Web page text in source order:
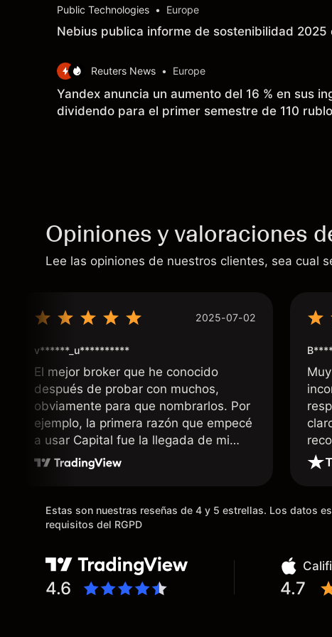
Public Technologies • Europe
Nebius publica informe de sostenibilidad 2025
Reuters News • Europe
Yandex anuncia un aumento del 16 % en sus
dividendo para el primer semestre de 110
Opiniones y valoraciones
Lee las opiniones de nuestros clientes, sea cual
2025-07-02
v******_u**********
El mejor broker que he conocido
después de probar con muchos,
obviamente para que nombrarlos. Por
ejemplo, la primera razón que empecé
a usar Capital fue la llegada de mi
dinero de inmediato a mi cuenta
días o tienen mucha burocracia; y la
segunda razón, que te devuelve
mercado determinado, debido a los
spread y al volumen existente.
Mientras más activo seas, más dinero
Estas son nuestras reseñas de 4 y 5 estrellas. Los datos
requisitos del RGPD
4.6 4.7